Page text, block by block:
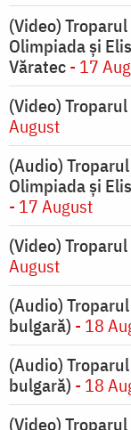
(Video)
Olimpiada și
Văratec- 17
(Video)
August
(Audio)
Olimpiada și
- 17 August
(Video)
August
(Audio)
bulgară) - 18
(Audio)
bulgară) - 18
(Video)